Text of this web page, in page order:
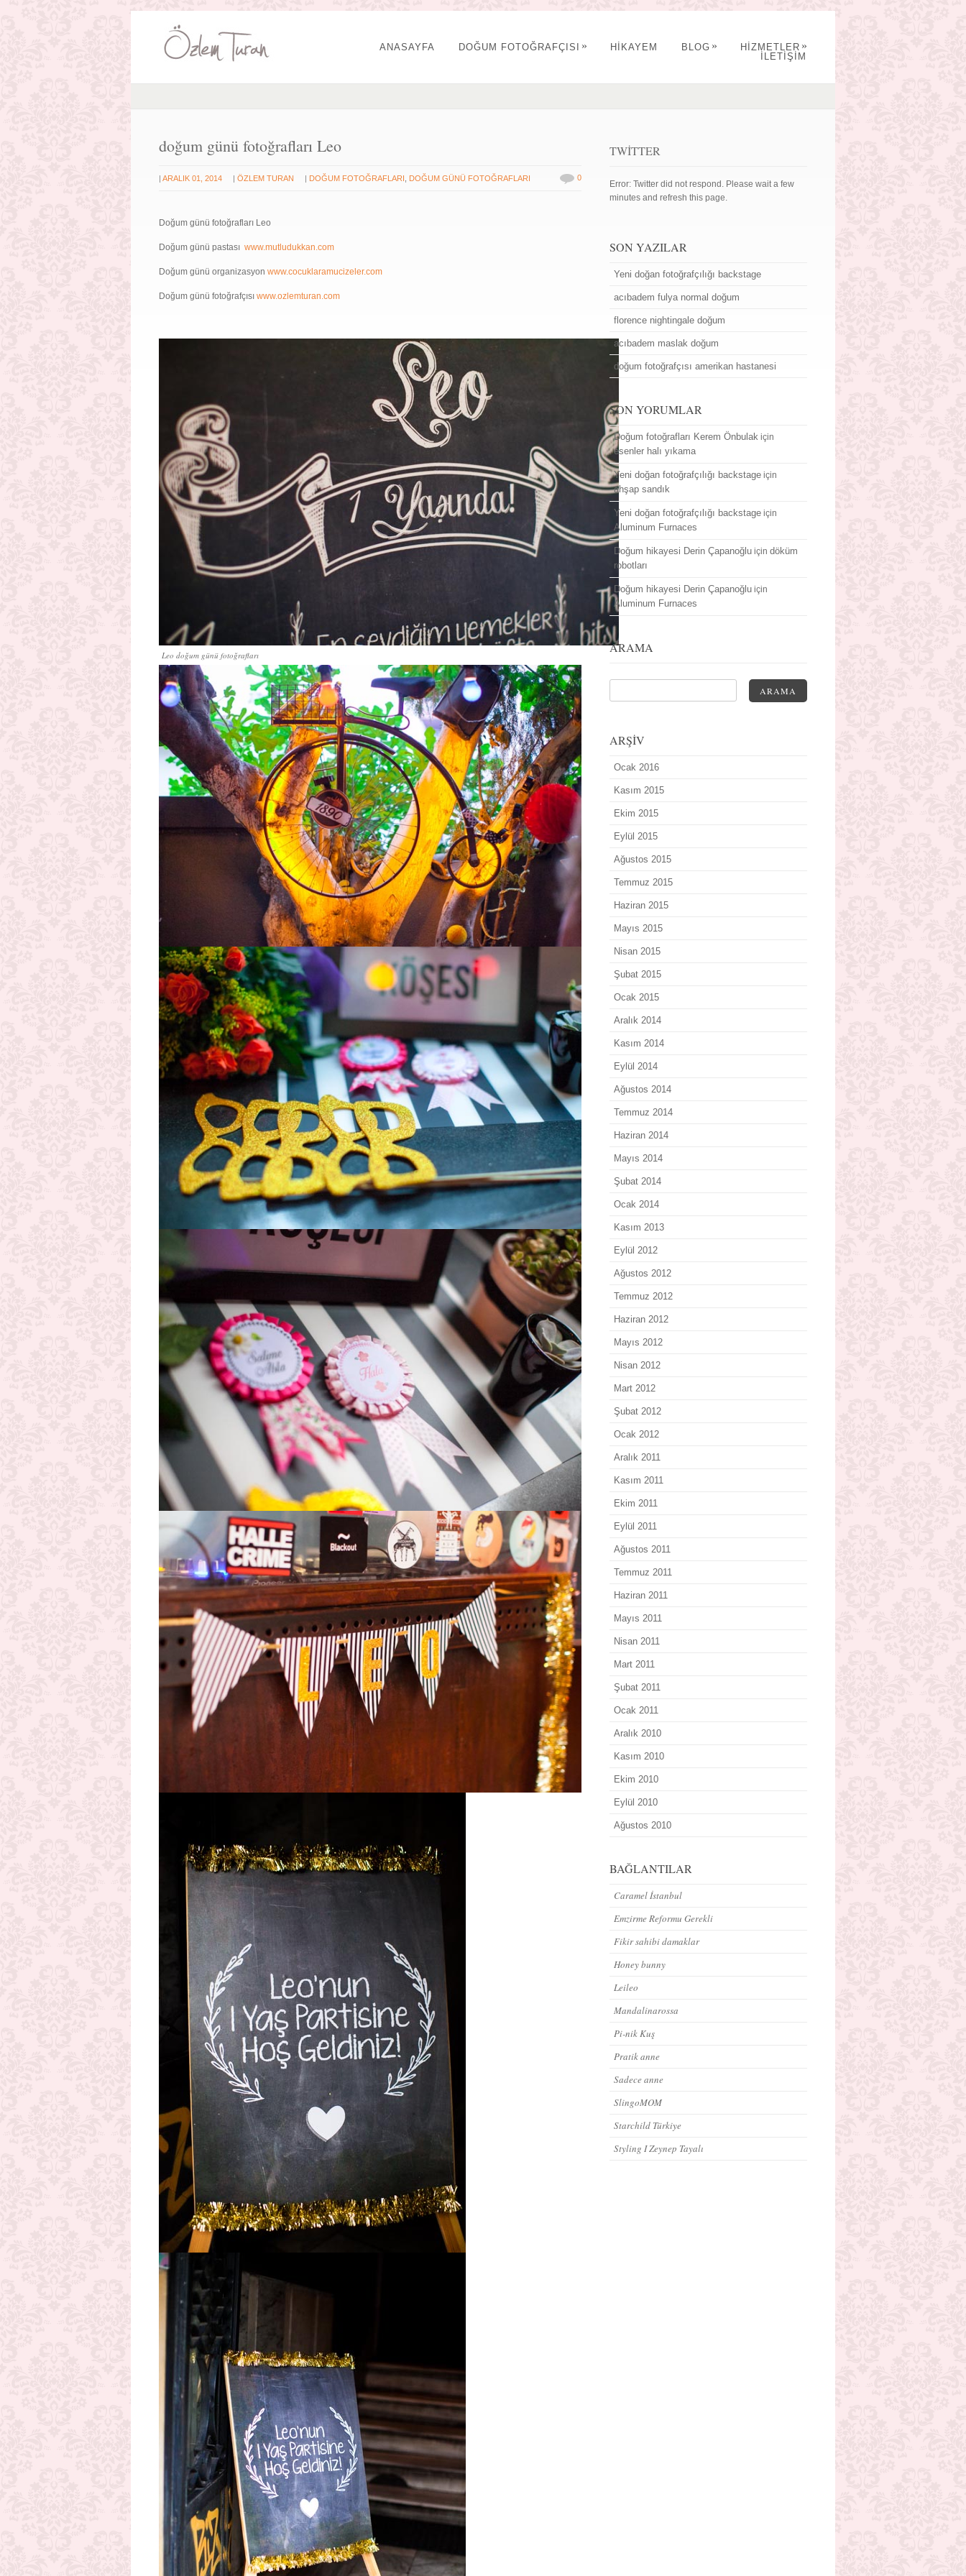
ANASAYFA DOĞUM FOTOĞRAFÇISI » HİKAYEM BLOG » HİZMETLER »
İLETİŞİM
doğum günü fotoğrafları Leo
| ARALIK 01, 2014 |ÖZLEM TURAN | DOĞUM FOTOĞRAFLARI DOĞUM GÜNÜ FOTOĞRAFLARI 0
Doğum günü fotoğrafları Leo
Doğum günü pastasıwww.mutludukkan.com
Doğum günü organizasyonwww.cocuklaramucizeler.com
Doğum günü fotoğrafçısıwww.ozlemturan.com
Leo doğum günü fotoğrafları
TWITTER
Error: Twitter did not respond. Please wait a few
minutes and refresh this page.
SON YAZILAR
Yeni doğan fotoğrafçılığı backstage
acıbadem fulya normal doğum
florence nightingale doğum
acıbadem maslak doğum
doğum fotoğrafçısı amerikan hastanesi
SON YORUMLAR
Doğum fotoğrafları Kerem Önbulak için
esenler halı yıkama
Yeni doğan fotoğrafçılığı backstage için
ahşap sandık
Yeni doğan fotoğrafçılığı backstage için
Aluminum Furnaces
Doğum hikayesi Derin Çapanoğlu içindöküm
robotları
Doğum hikayesi Derin Çapanoğlu için
Aluminum Furnaces
ARAMA
ARAMA
ARŞİV
Ocak 2016
Kasım 2015
Ekim 2015
Eylül 2015
Ağustos 2015
Temmuz 2015
Haziran 2015
Mayıs 2015
Nisan 2015
Şubat 2015
Ocak 2015
Aralık 2014
Kasım 2014
Eylül 2014
Ağustos 2014
Temmuz 2014
Haziran 2014
Mayıs 2014
Şubat 2014
Ocak 2014
Kasım 2013
Eylül 2012
Ağustos 2012
Temmuz 2012
Haziran 2012
Mayıs 2012
Nisan 2012
Mart 2012
Şubat 2012
Ocak 2012
Aralık 2011
Kasım 2011
Ekim 2011
Eylül 2011
Ağustos 2011
Temmuz 2011
Haziran 2011
Mayıs 2011
Nisan 2011
Mart 2011
Şubat 2011
Ocak 2011
Aralık 2010
Kasım 2010
Ekim 2010
Eylül 2010
Ağustos 2010
BAĞLANTILAR
Caramel İstanbul
Emzirme Reformu Gerekli
Fikir sahibi damaklar
Honey bunny
Leileo
Mandalinarossa
Pi-nik Kuş
Pratik anne
Sadece anne
SlingoMOM
Starchild Türkiye
Styling I Zeynep Tayalı